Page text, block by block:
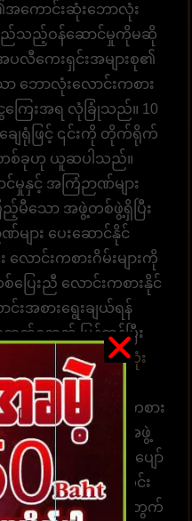
အကောင်းဆုံးဘောလုံး
မည်သည့်ဝန်ဆောင်မှုကိုမဆို
အပလီကေးရှင်းအများစု၏
ဘောလုံးလောင်းကစား
ေကြေးအရ လုံခြုံသည်။ 10
ျေရုံဖြင့် ၎င်းကို တိုက်ရိုက်
စ်ခုဟု ယူဆပါသည်။
မှုနှင့် အကြံဉာဏ်များ
ည့်မီသော အဖွဲ့တစ်ဖွဲ့ရှိပြီး
ျား ပေးဆောင်နိုင်
ောင်းကစားဂိမ်းများကို
ပြေးညီ လောင်းကစားနိုင်
းအစားရွေးချယ်ရန်
ာက်ရောက် မြန်ဆန်ပြီး
ပါတ် 1 တိုက်ရိုက်
ဘောလုံး
သည် လူအ
။ အွန်လိုင်းလောင်းကစား
ရန် ဝန်ဆောင်မှုပေးတဲ့အဖွဲ့
န်လောင်းကစားဂိမ်းပျော်
တို့သည် အောက်ပါအတိုင်း
န် ဆုံးဖြတ်ရန် သင့်အတွက်